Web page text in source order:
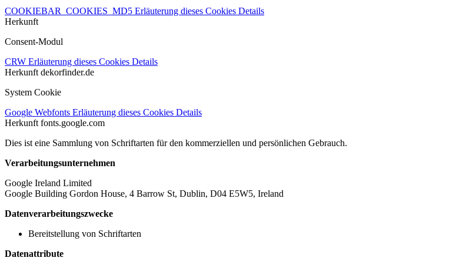
COOKIEBAR_COOKIES_MD5 Erläuterung dieses Cookies Details
Herkunft
Consent-Modul
CRW Erläuterung dieses Cookies Details
Herkunft dekorfinder.de
System Cookie
Google Webfonts Erläuterung dieses Cookies Details
Herkunft fonts.google.com
Dies ist eine Sammlung von Schriftarten für den kommerziellen und persönlichen Gebrauch.
Verarbeitungsunternehmen
Google Ireland Limited
Google Building Gordon House, 4 Barrow St, Dublin, D04 E5W5, Ireland
Datenverarbeitungszwecke
Bereitstellung von Schriftarten
Datenattribute